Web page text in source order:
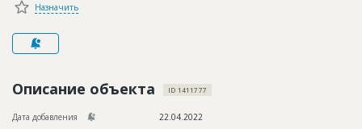
Новости
Платные услуги
Описание объекта ID 1411777
Дата добавления
22.04.2022
Назначить